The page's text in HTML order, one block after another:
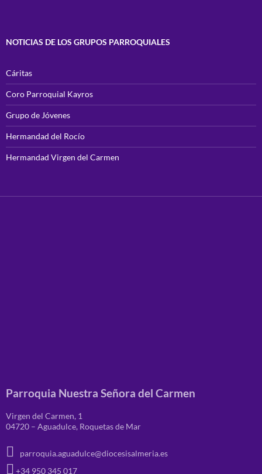
NOTICIAS DE LOS GRUPOS PARROQUIALES
Cáritas
Coro Parroquial Kayros
Grupo de Jóvenes
Hermandad del Rocío
Hermandad Virgen del Carmen
Parroquia Nuestra Señora del Carmen
Virgen del Carmen, 1
04720 – Aguadulce, Roquetas de Mar
parroquia.aguadulce@diocesisalmeria.es
+34 950 345 017